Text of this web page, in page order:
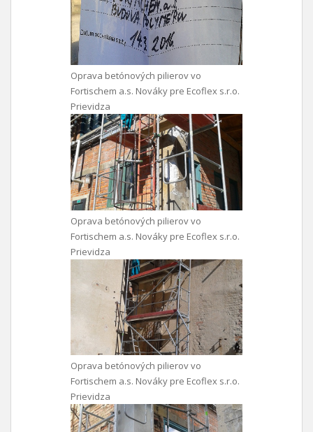
Oprava betónových pilierov vo
Fortischem a.s. Nováky pre Ecoflex s.r.o.
Prievidza
Oprava betónových pilierov vo
Fortischem a.s. Nováky pre Ecoflex s.r.o.
Prievidza
Oprava betónových pilierov vo
Fortischem a.s. Nováky pre Ecoflex s.r.o.
Prievidza